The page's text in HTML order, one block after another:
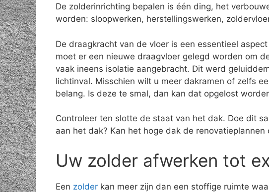
De zolderinrichting bepalen is één ding, het
worden: sloopwerken, herstellingswerken,
De draagkracht van de vloer is een essentieel
moet er een nieuwe draagvloer gelegd worden om
vaak ineens isolatie aangebracht. Dit werd
lichtinval. Misschien wilt u meer dakramen of zelfs
belang. Is deze te smal, dan kan dat opgelost
Controleer ten slotte de staat van het dak. Doe dit
aan het dak? Kan het hoge dak de renovatieplannen
Uw zolder afwerken tot
Een zolder kan meer zijn dan een stoffige ruimte